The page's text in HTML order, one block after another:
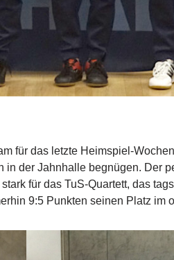
für das letzte Heimspiel-
der Jahnhalle begnügen. Der
für das TuS-Quartett, das
9:5 Punkten seinen Platz im